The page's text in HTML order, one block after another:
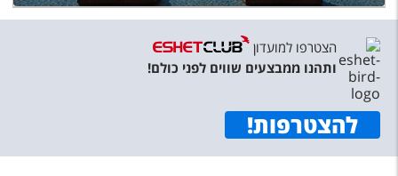
הצטרפו למועדון
ותהנו ממבצעים שווים לפני כולם!
להצטרפות!